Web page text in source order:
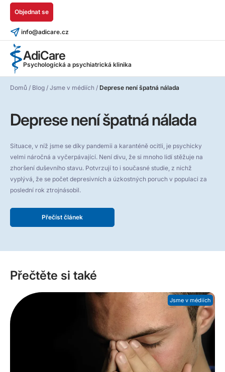
AdiCare
Psychologická a psychiatrická klinika
Objednat se
info@adicare.cz
Domů / Blog / Jsme v médiích / Deprese není špatná nálada
Deprese není špatná nálada
Situace, v níž jsme se díky pandemii a karanténě ocitli, je psychicky
velmi náročná a vyčerpávající. Není divu, že si mnoho lidí stěžuje na
zhoršení duševního stavu. Potvrzují to i současné studie, z nichž
vyplývá, že se počet depresivních a úzkostných poruch v populaci za
poslední rok ztrojnásobil.
Přečíst článek
Přečtěte si také
Jsme v médiích